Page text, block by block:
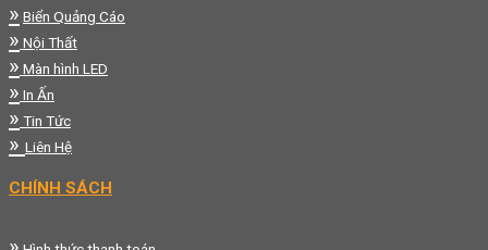
» Biển Quảng Cáo
» Nội Thất
» Màn hình LED
» In Ấn
» Tin Tức
» Liên Hệ
CHÍNH SÁCH